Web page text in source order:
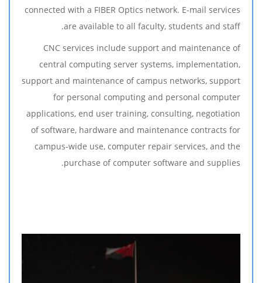
connected with a FIBER Optics network. E-mail services
are available to all faculty, students and staff.
CNC services include support and maintenance of
central computing server systems, implementation,
support and maintenance of campus networks, support
for personal computing and personal computer
applications, end user training, consulting, negotiation
of software, hardware and maintenance contracts for
campus-wide use, computer repair services, and the
purchase of computer software and supplies.